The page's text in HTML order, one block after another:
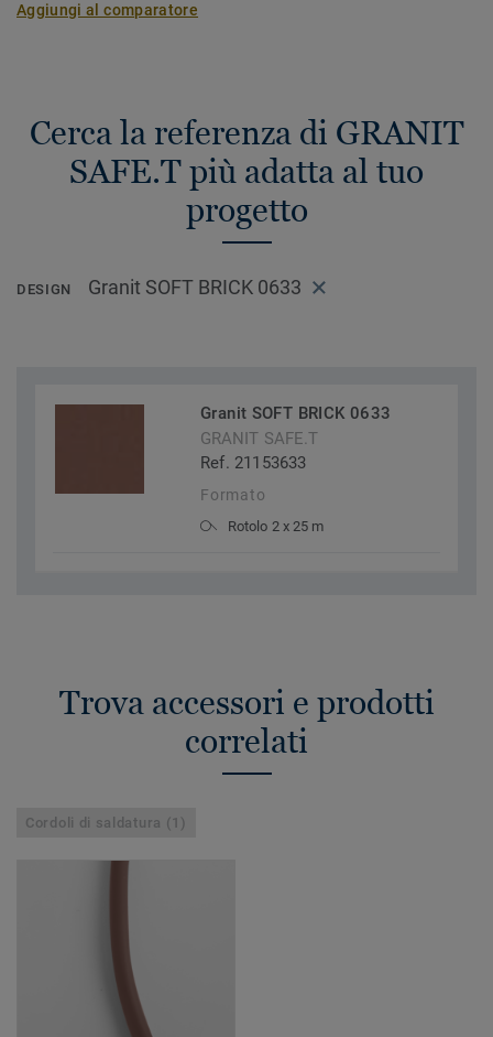
Aggiungi al comparatore
Cerca la referenza di GRANIT
SAFE.T più adatta al tuo
progetto
DESIGN Granit SOFT BRICK 0633
Granit SOFT BRICK 0633
GRANIT SAFE.T
Ref. 21153633
Formato
Rotolo 2 x 25 m
Trova accessori e prodotti
correlati
Cordoli di saldatura (1)